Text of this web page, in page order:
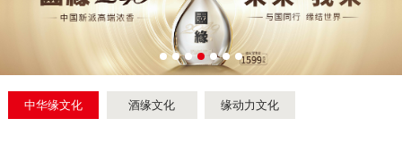
中华缘文化 酒缘文化 缘动力文化